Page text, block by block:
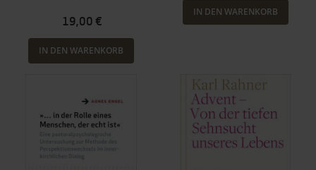
19,00 €
IN DEN WARENKORB
IN DEN WARENKORB